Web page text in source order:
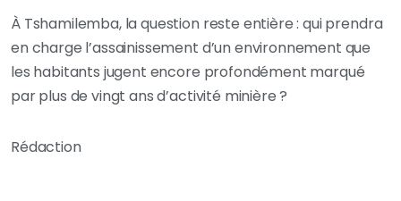
À Tshamilemba, la question reste entière : qui prendra
en charge l’assainissement d’un environnement que
les habitants jugent encore profondément marqué
par plus de vingt ans d’activité minière ?
Rédaction